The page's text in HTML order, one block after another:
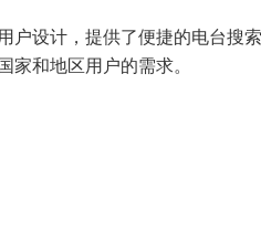
户设计，提供了便捷的电台搜
家和地区用户的需求。